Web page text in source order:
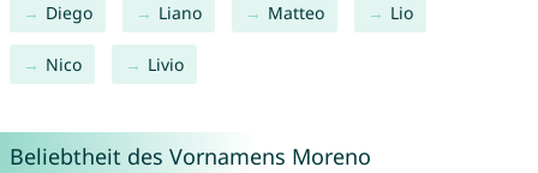
Diego Liano Matteo Lio
Nico Livio
Beliebtheit des Vornamens Moreno